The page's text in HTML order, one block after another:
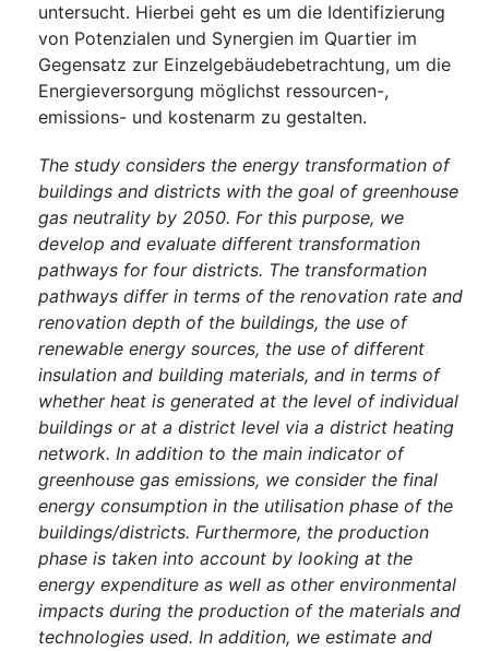
untersucht. Hierbei geht es um die Identifizierung
von Potenzialen und Synergien im Quartier im
Gegensatz zur Einzelgebäudebetrachtung, um die
Energieversorgung möglichst ressourcen-,
emissions- und kostenarm zu gestalten.
The study considers the energy transformation of
buildings and districts with the goal of greenhouse
gas neutrality by 2050. For this purpose, we
develop and evaluate different transformation
pathways for four districts. The transformation
pathways differ in terms of the renovation rate and
renovation depth of the buildings, the use of
renewable energy sources, the use of different
insulation and building materials, and in terms of
whether heat is generated at the level of individual
buildings or at a district level via a district heating
network. In addition to the main indicator of
greenhouse gas emissions, we consider the final
energy consumption in the utilisation phase of the
buildings/districts. Furthermore, the production
phase is taken into account by looking at the
energy expenditure as well as other environmental
impacts during the production of the materials and
technologies used. In addition, we estimate and